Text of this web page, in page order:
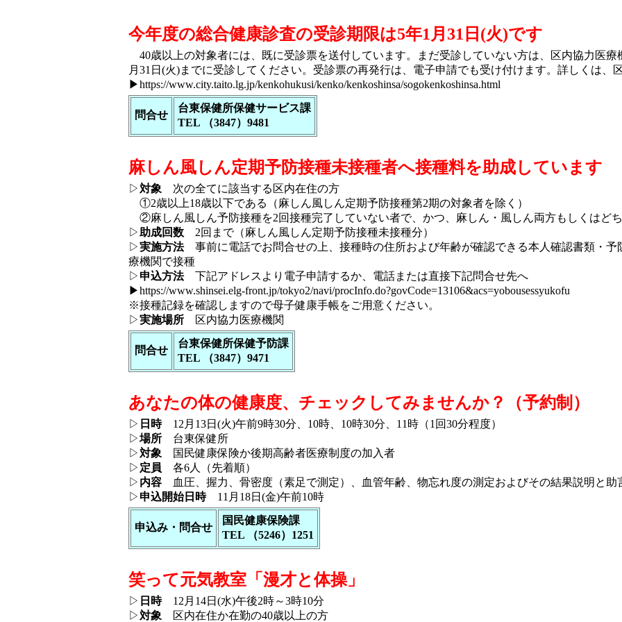
今年度の総合健康診査の受診期限は5年1月31日(火)です
40歳以上の対象者には、既に受診票を送付しています。まだ受診していない方は、区内協力医療
月31日(火)までに受診してください。受診票の再発行は、電子申請でも受け付けます。詳しくは、
▶https://www.city.taito.lg.jp/kenkohukusi/kenko/kenkoshinsa/sogokenkoshinsa.html
問合せ
台東保健所保健サービス課
TEL （3847）9481
麻しん風しん定期予防接種未接種者へ接種料を助成しています
▷対象 次の全てに該当する区内在住の方
①2歳以上18歳以下である（麻しん風しん定期予防接種第2期の対象者を除く）
②麻しん風しん予防接種を2回接種完了していない者で、かつ、麻しん・風しん両方もしくはど
▷助成回数 2回まで（麻しん風しん定期予防接種未接種分）
▷実施方法事前に電話でお問合せの上、接種時の住所および年齢が確認できる本人確認書類・予
療機関で接種
▷ 申込方法下記アドレスより電子申請するか、電話または直接下記問合せ先へ
▶https://www.shinsei.elg-front.jp/tokyo2/navi/procInfo.do?govCode=13106&acs=yobousessyukofu
※接種記録を確認しますので母子健康手帳をご用意ください。
▷実施場所 区内協力医療機関
問合せ
台東保健所保健予防課
TEL （3847）9471
あなたの体の健康度、チェックしてみませんか？（予約制）
▷ 日時12月13日(火)午前9時30分、10時、10時30分、11時（1回30分程度）
▷場所 台東保健所
▷対象 国民健康保険か後期高齢者医療制度の加入者
▷ 定員 各6人（先着順）
▷ 内容 血圧、握力、骨密度（素足で測定）、血管年齢、物忘れ度の測定およびその結果説明と助
▷ 申込開始日時11月18日(金)午前10時
申込み・問合せ
国民健康保険課
TEL （5246）1251
笑って元気教室「漫才と体操」
▷ 日時12月14日(水)午後2時～3時10分
▷対象 区内在住か在勤の40歳以上の方